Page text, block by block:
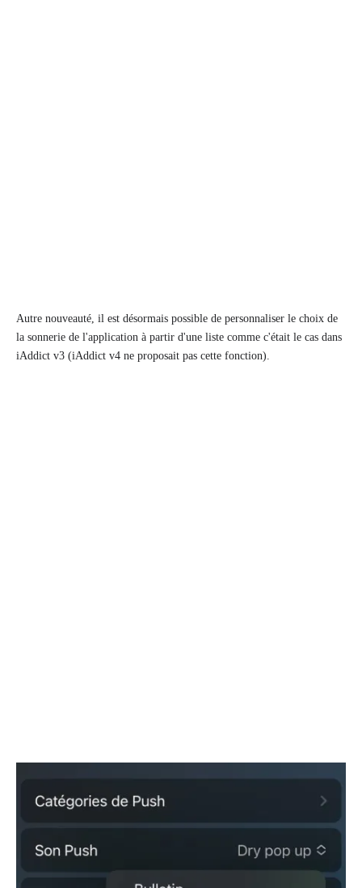
Autre nouveauté, il est désormais possible de personnaliser le choix de
la sonnerie de l'application à partir d'une liste comme c'était le cas dans
iAddict v3 (iAddict v4 ne proposait pas cette fonction).